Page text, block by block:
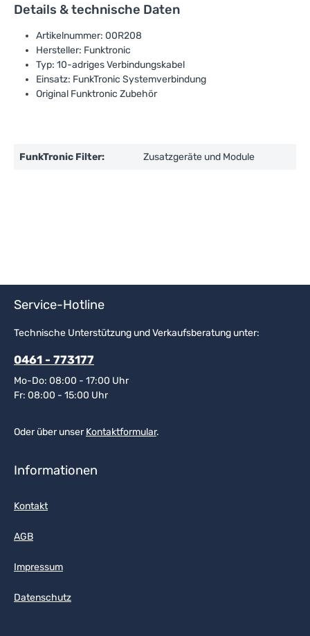
Details & technische Daten
Artikelnummer: 00R208
Hersteller: Funktronic
Typ: 10-adriges Verbindungskabel
Einsatz: FunkTronic Systemverbindung
Original Funktronic Zubehör
FunkTronic Filter: Zusatzgeräte und Module
Service-Hotline
Technische Unterstützung und Verkaufsberatung unter:
0461 - 773177
Mo-Do: 08:00 - 17:00 Uhr
Fr: 08:00 - 15:00 Uhr
Oder über unserKontaktformular.
Informationen
Kontakt
AGB
Impressum
Datenschutz